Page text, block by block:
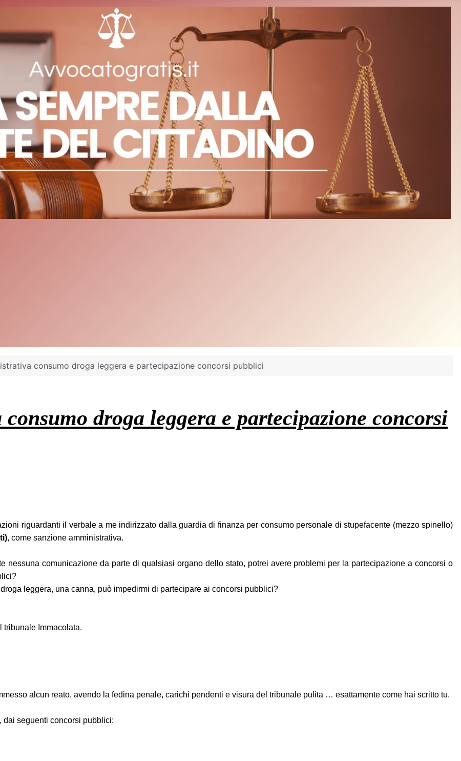
consumo droga leggera e partecipazione concorsi pubblici
droga leggera e partecipazione concorsi
riguardanti il verbale a me indirizzato dalla guardia di finanza per consumo personale di stupefacente (mezzo spinello)
, come sanzione amministrativa.
nessuna comunicazione da parte di qualsiasi organo dello stato, potrei avere problemi per la partecipazione a concorsi o
leggera, una canna, può impedirmi di partecipare ai concorsi pubblici?
tribunale Immacolata.
alcun reato, avendo la fedina penale, carichi pendenti e visura del tribunale pulita … esattamente come hai scritto tu.
dai seguenti concorsi pubblici: